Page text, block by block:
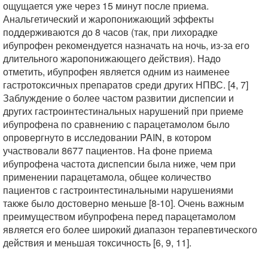
ощущается уже через 15 минут после приема.
Анальгетический и жаропонижающий эффекты
поддерживаются до 8 часов (так, при лихорадке
ибупрофен рекомендуется назначать на ночь, из-за его
длительного жаропонижающего действия). Надо
отметить, ибупрофен является одним из наименее
гастротоксичных препаратов среди других НПВС. [4, 7]
Заблуждение о более частом развитии диспепсии и
других гастроинтестинальных нарушений при приеме
ибупрофена по сравнению с парацетамолом было
опровергнуто в исследовании PAIN, в котором
участвовали 8677 пациентов. На фоне приема
ибупрофена частота диспепсии была ниже, чем при
применении парацетамола, общее количество
пациентов с гастроинтестинальными нарушениями
также было достоверно меньше [8-10]. Очень важным
преимуществом ибупрофена перед парацетамолом
является его более широкий диапазон терапевтического
действия и меньшая токсичность [6, 9, 11].